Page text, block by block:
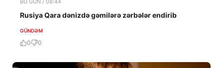
BU GÜN / 08:44
Rusiya Qara dənizdə gəmilərə zərbələr endirib
GÜNDƏM
0 0